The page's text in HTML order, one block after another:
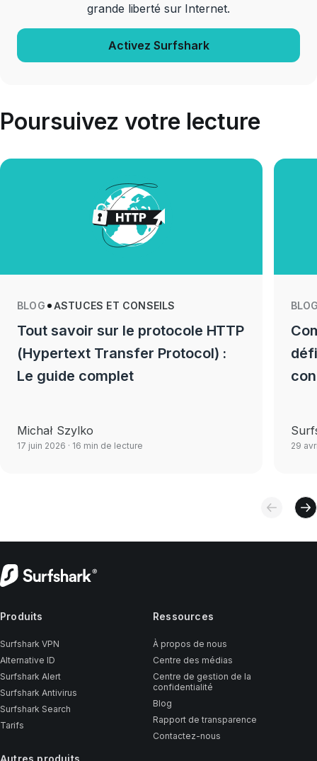
grande liberté sur Internet.
Activez Surfshark
Poursuivez votre lecture
BLOG ASTUCES ET CONSEILS
Tout savoir sur le protocole HTTP
(Hypertext Transfer Protocol) :
Le guide complet
Michał Szylko
17 juin 2026 · 16 min de lecture 29
Produits
Surfshark VPN
Alternative ID
Surfshark Alert
Surfshark Antivirus
Surfshark Search
Tarifs
Ressources
À propos de nous
Centre des médias
Centre de gestion de la
confidentialité
Blog
Rapport de transparence
Contactez-nous